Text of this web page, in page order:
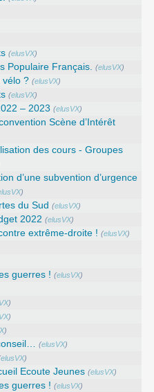
(elusVX)
Populaire Français. (elusVX)
vélo ? (elusVX)
(elusVX)
– 2023 (elusVX)
Scène d’Intérêt
des cours - Groupes
d’une subvention d’urgence
)
du Sud (elusVX)
2022 (elusVX)
extrême-droite ! (elusVX)
guerres ! (elusVX)
)
)
)
(elusVX)
elusVX)
Ecoute Jeunes (elusVX)
guerres ! (elusVX)